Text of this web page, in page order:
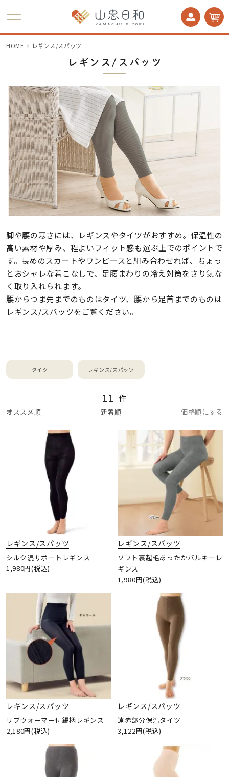
HOME レギンス/スパッツ
レギンス/スパッツ
脚や腰の寒さには、レギンスやタイツがおすすめ。保温性の
高い素材や厚み、程よいフィット感も選ぶ上でのポイントで
す。長めのスカートやワンピースと組み合わせれば、ちょっ
とおシャレな着こなしで、足腰まわりの冷え対策をさり気な
く取り入れられます。
腰からつま先までのものはタイツ、腰から足首までのものは
レギンス/スパッツをご覧ください。
タイツ レギンス/スパッツ
11 件
オススメ順 新着順 価格順にする
レギンス/スパッツ
シルク混サポートレギンス
1,980円(税込)
レギンス/スパッツ
ソフト裏起毛あったかバルキーレ
ギンス
1,980円(税込)
レギンス/スパッツ
リブウォーマー付編柄レギンス
2,180円(税込)
レギンス/スパッツ
遠赤部分保温タイツ
3,122円(税込)